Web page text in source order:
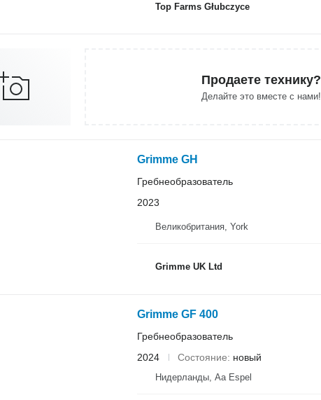
Top Farms Głubczyce
Продаете технику?
Делайте это вместе с нами!
Grimme GH
Гребнеобразователь
2023
Великобритания, York
Grimme UK Ltd
Grimme GF 400
Гребнеобразователь
2024
Состояние новый
Нидерланды, Aa Espel